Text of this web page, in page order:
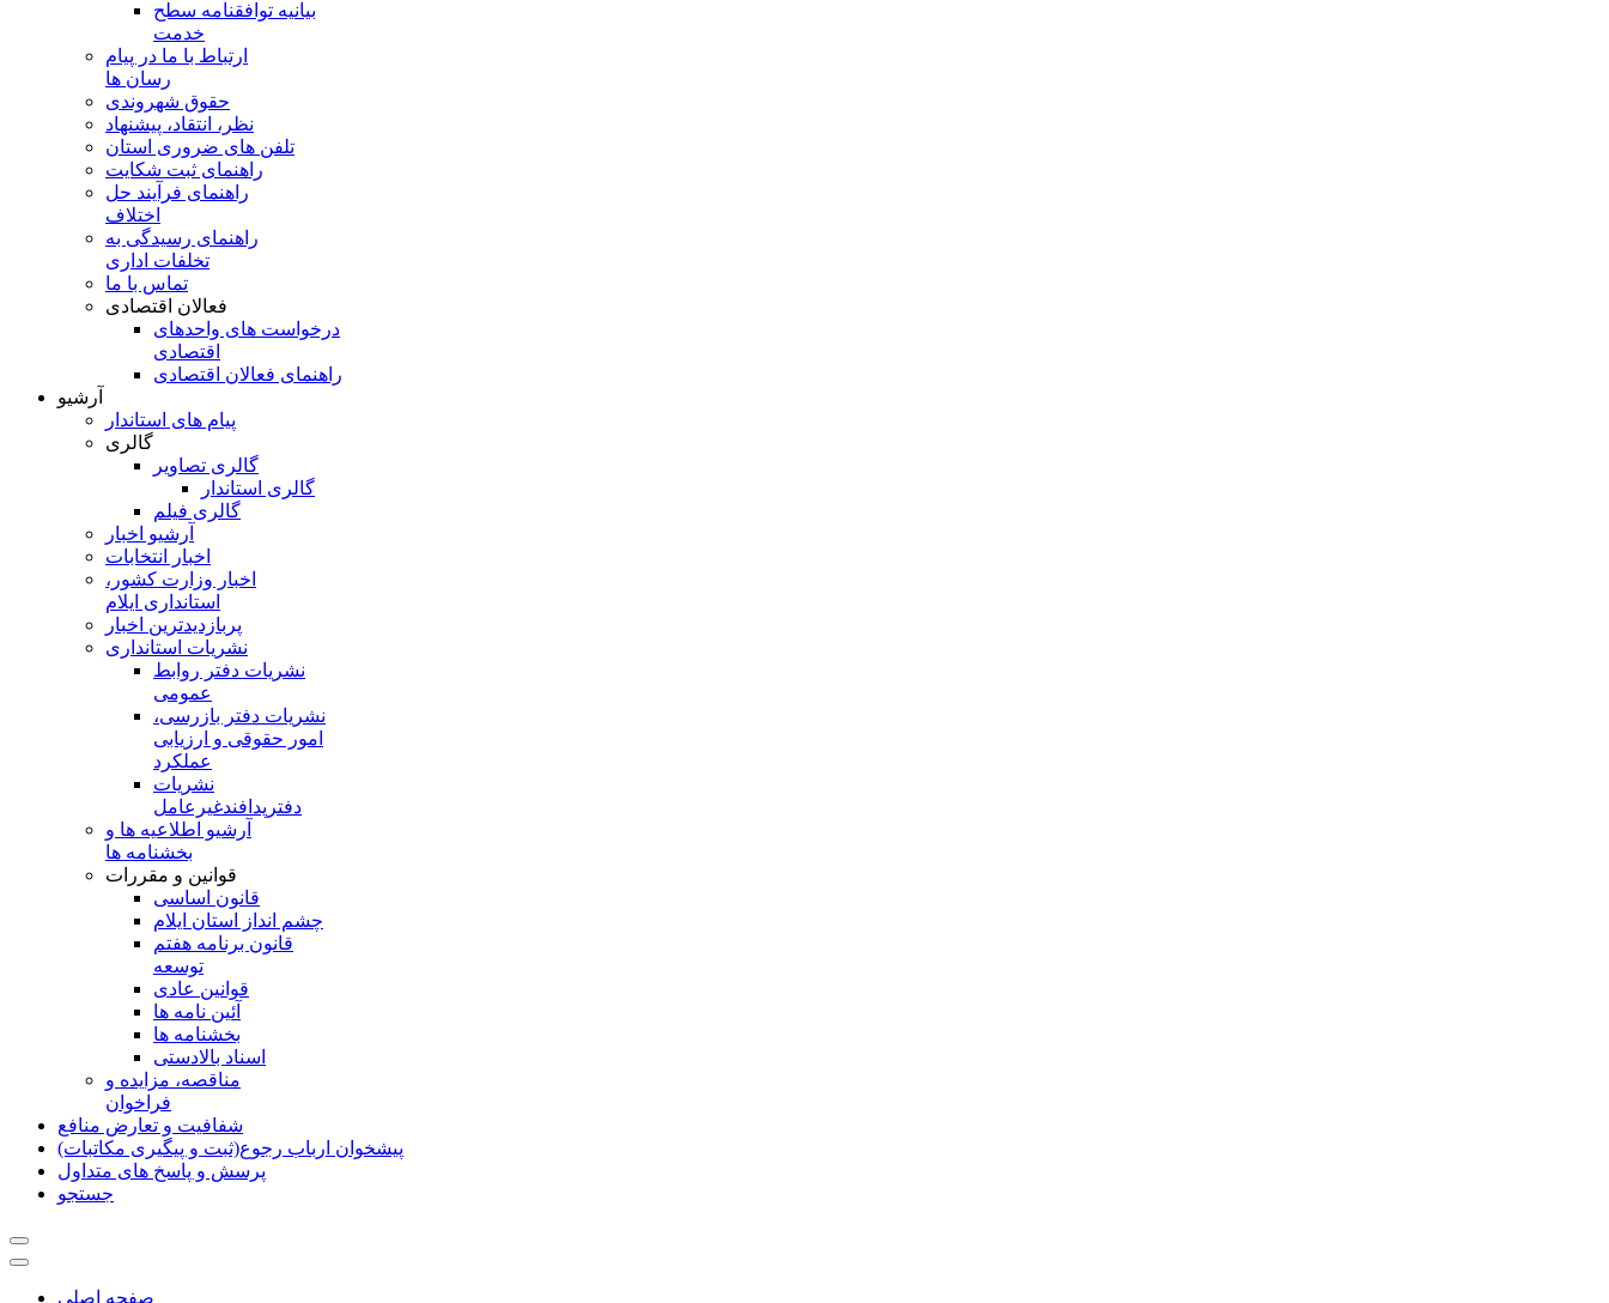
بیانیه توافقنامه سطح
خدمت
ارتباط با ما در پیام
رسان ها
حقوق شهروندی
نظر، انتقاد، پیشنهاد
تلفن های ضروری استان
راهنمای ثبت شکایت
راهنمای فرآیند حل
اختلاف
راهنمای رسیدگی به
تخلفات اداری
تماس با ما
فعالان اقتصادی
درخواست های واحدهای
اقتصادی
راهنمای فعالان اقتصادی
آرشیو
پیام های استاندار
گالری
گالری تصاویر
گالری استاندار
گالری فیلم
آرشیو اخبار
اخبار انتخابات
اخبار وزارت کشور،
استانداری ایلام
پربازدیدترین اخبار
نشریات استانداری
نشریات دفتر روابط
عمومی
نشريات دفتر بازرسی،
امور حقوقی و ارزيابی
عملکرد
نشريات
دفترپدافندغيرعامل
آرشیو اطلاعیه ها و
بخشنامه ها
قوانین و مقررات
قانون اساسی
چشم انداز استان ایلام
قانون برنامه هفتم
توسعه
قوانین عادی
آئین نامه ها
بخشنامه ها
اسناد بالادستی
مناقصه، مزایده و
فراخوان
شفافیت و تعارض منافع
پیشخوان ارباب رجوع(ثبت و پیگیری مکاتبات)
پرسش و پاسخ های متداول
جستجو
صفحه اصلی